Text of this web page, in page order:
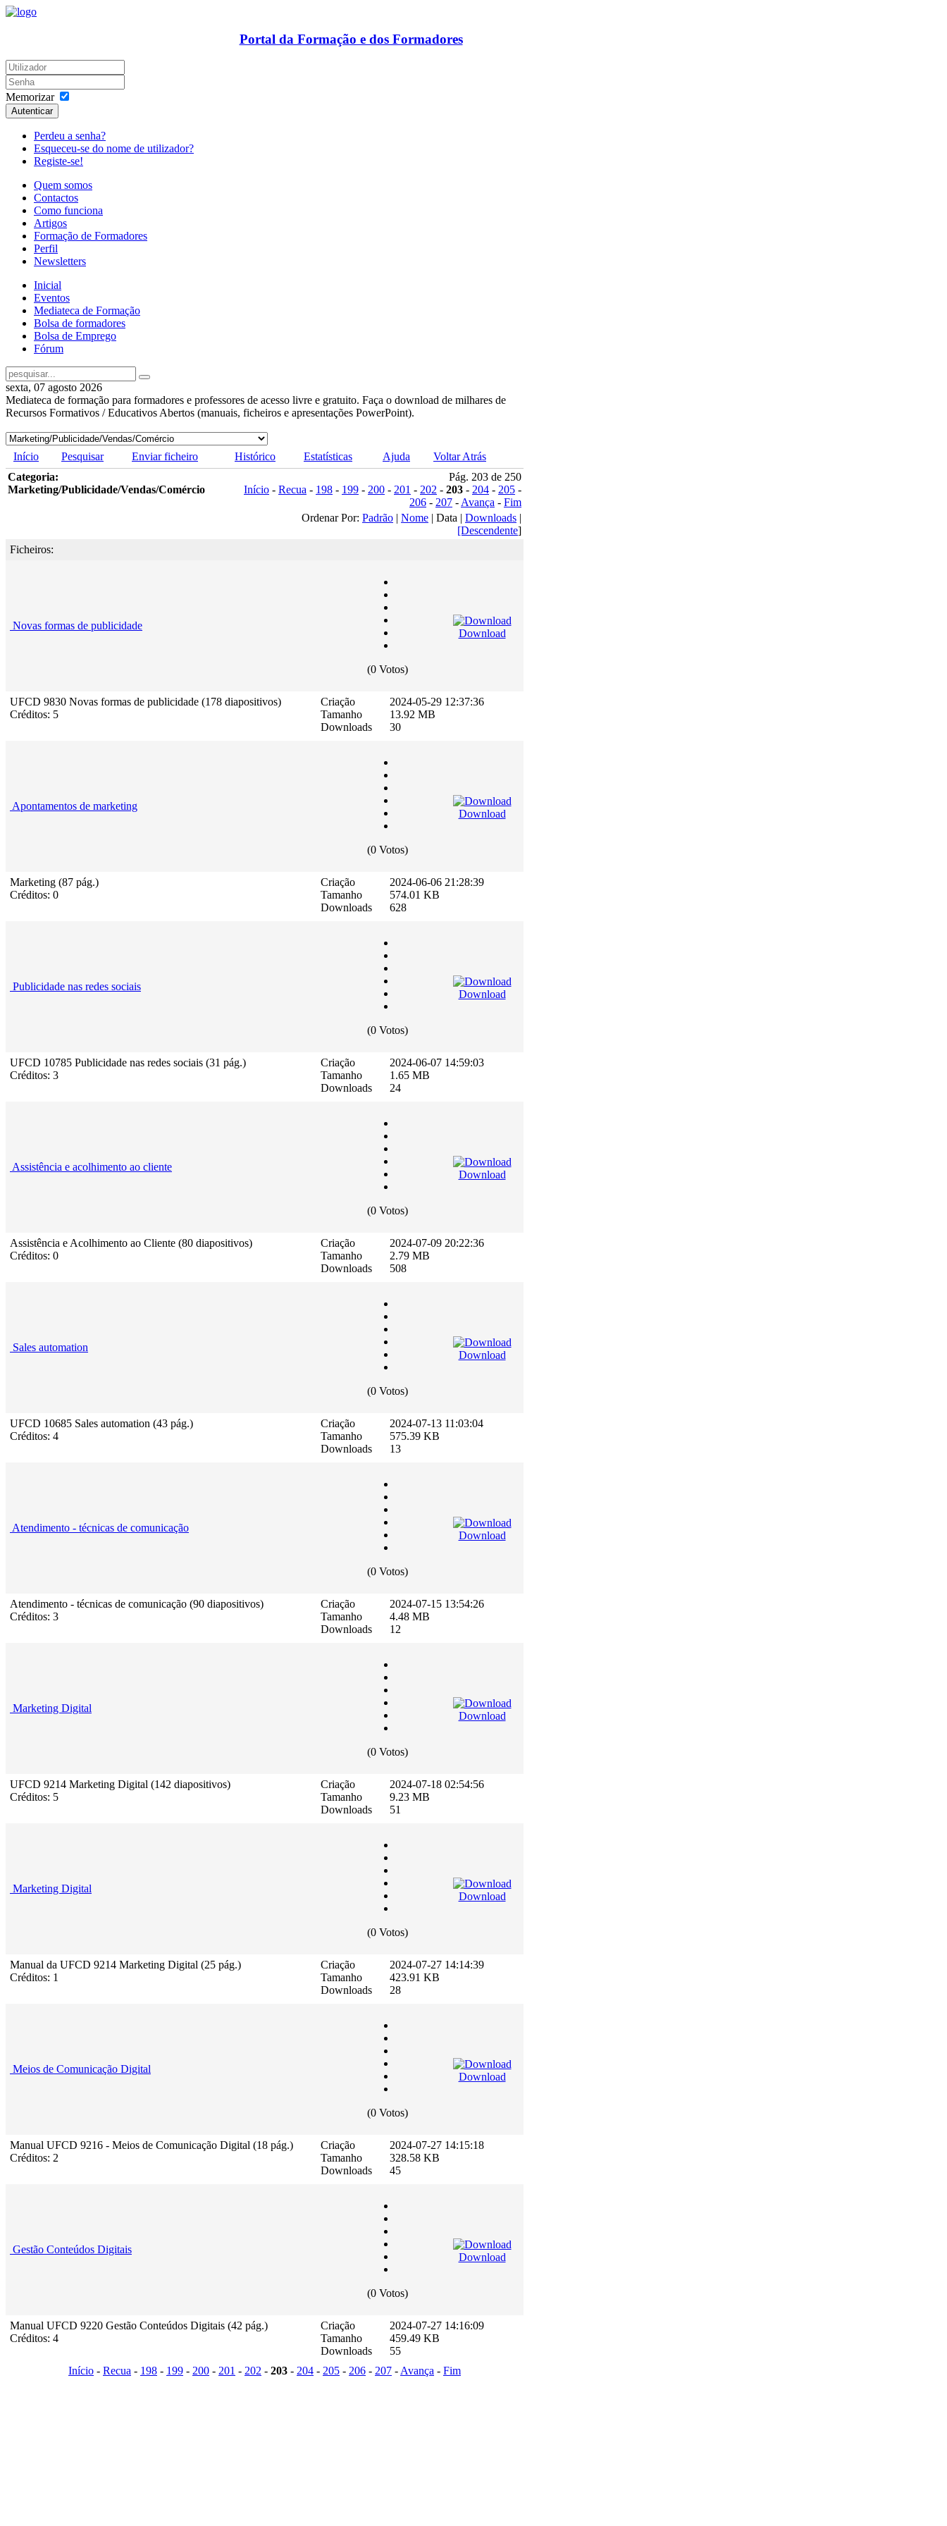
Portal da Formação e dos Formadores
Memorizar
Autenticar
Perdeu a senha?
Esqueceu-se do nome de utilizador?
Registe-se!
Quem somos
Contactos
Como funciona
Artigos
Formação de Formadores
Perfil
Newsletters
Inicial
Eventos
Mediateca de Formação
Bolsa de formadores
Bolsa de Emprego
Fórum
sexta, 07 agosto 2026
Mediateca de formação para formadores e professores de acesso livre e gratuito. Faça o download de milhares de
Recursos Formativos / Educativos Abertos (manuais, ficheiros e apresentações PowerPoint).
Início Pesquisar Enviar ficheiro Histórico Estatísticas Ajuda
Voltar Atrás
Categoria:
Marketing/Publicidade/Vendas/Comércio
Pág. 203 de 250
Início - Recua - 198 - 199 - 200 - 201 - 202 - 203 - 204 - 205 -
206 - 207 -Avança - Fim
Ordenar Por: Padrão | Nome | Data | Downloads |
[Descendente]
Ficheiros:
Novas formas de publicidade
(0 Votos)
Download
UFCD 9830 Novas formas de publicidade (178 diapositivos)
Créditos: 5
Criação
Tamanho
Downloads
2024-05-29 12:37:36
13.92 MB
30
Apontamentos de marketing
(0 Votos)
Download
Marketing (87 pág.)
Créditos: 0
Criação
Tamanho
Downloads
2024-06-06 21:28:39
574.01 KB
628
Publicidade nas redes sociais
(0 Votos)
Download
UFCD 10785 Publicidade nas redes sociais (31 pág.)
Créditos: 3
Criação
Tamanho
Downloads
2024-06-07 14:59:03
1.65 MB
24
Assistência e acolhimento ao cliente
(0 Votos)
Download
Assistência e Acolhimento ao Cliente (80 diapositivos)
Créditos: 0
Criação
Tamanho
Downloads
2024-07-09 20:22:36
2.79 MB
508
Sales automation
(0 Votos)
Download
UFCD 10685 Sales automation (43 pág.)
Créditos: 4
Criação
Tamanho
Downloads
2024-07-13 11:03:04
575.39 KB
13
Atendimento - técnicas de comunicação
(0 Votos)
Download
Atendimento - técnicas de comunicação (90 diapositivos)
Créditos: 3
Criação
Tamanho
Downloads
2024-07-15 13:54:26
4.48 MB
12
Marketing Digital
(0 Votos)
Download
UFCD 9214 Marketing Digital (142 diapositivos)
Créditos: 5
Criação
Tamanho
Downloads
2024-07-18 02:54:56
9.23 MB
51
Marketing Digital
(0 Votos)
Download
Manual da UFCD 9214 Marketing Digital (25 pág.)
Créditos: 1
Criação
Tamanho
Downloads
2024-07-27 14:14:39
423.91 KB
28
Meios de Comunicação Digital
(0 Votos)
Download
Manual UFCD 9216 - Meios de Comunicação Digital (18 pág.)
Créditos: 2
Criação
Tamanho
Downloads
2024-07-27 14:15:18
328.58 KB
45
Gestão Conteúdos Digitais
(0 Votos)
Download
Manual UFCD 9220 Gestão Conteúdos Digitais (42 pág.)
Créditos: 4
Criação
Tamanho
Downloads
2024-07-27 14:16:09
459.49 KB
55
Início - Recua - 198 - 199 - 200 - 201 - 202 - 203 - 204 - 205 - 206 - 207 -Avança - Fim